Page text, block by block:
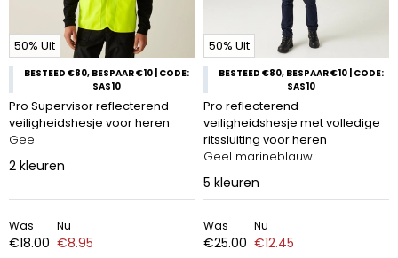
50% Uit
BESTEED €80, BESPAAR €10 | CODE:
SAS10
Pro Supervisor reflecterend
veiligheidshesje voor heren
Geel
2 kleuren
Was
€18.00
Nu
€8.95
50% Uit
BESTEED €80, BESPAAR €10 | CODE:
SAS10
Pro reflecterend
veiligheidshesje met volledige
ritssluiting voor heren
Geel marineblauw
5 kleuren
Was
€25.00
Nu
€12.45